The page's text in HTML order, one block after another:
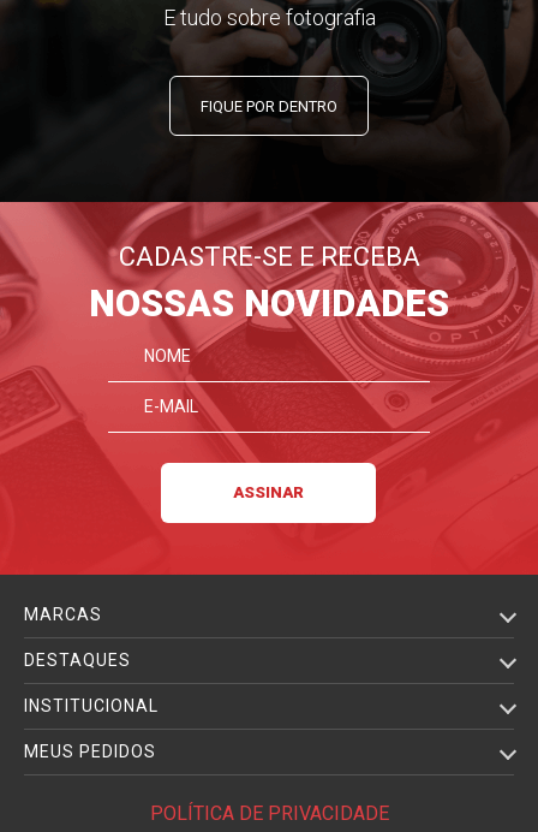
E tudo sobre fotografia
FIQUE POR DENTRO
CADASTRE-SE E RECEBA
NOSSAS NOVIDADES
MARCAS
DESTAQUES
INSTITUCIONAL
MEUS PEDIDOS
POLÍTICA DE PRIVACIDADE